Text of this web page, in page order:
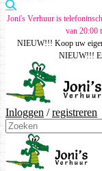
Joni's Verhuur is
van 20:00
NIEUW!!! Koop uw
NIEUW!!!
Inloggen /registreren